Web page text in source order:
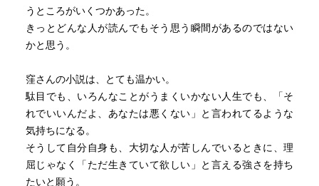
さが生まれた共通点が唯一あるとすれば、それは…
その“こたえ”は、ぜひ本編を読んだあとの、白石一文さんの
解説のなかで、出会っていただければと思います。
～～～～～～～～～～～～～～～～～～～～
「晴天の迷いクジラ」を読んだあとは、世界がまるで違っ
うところがいくつかあった。
きっとどんな人が読んでもそう思う瞬間があるのではない
かと思う。
窪さんの小説は、とても温かい。
駄目でも、いろんなことがうまくいかない人生でも、「そ
れでいいんだよ、あなたは悪くない」と言われてるような
気持ちになる。
そうして自分自身も、大切な人が苦しんでいるときに、理
屈じゃなく「ただ生きていて欲しい」と言える強さを持ち
たいと願う。